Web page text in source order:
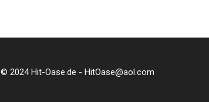
© 2024 Hit-Oase.de - HitOase@aol.com